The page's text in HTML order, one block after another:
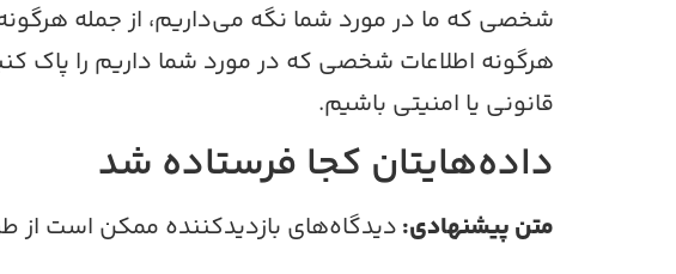
شخصی که ما در مورد شما نگه می‌داریم، از جمله
هرگونه اطلاعات شخصی که در مورد شما داریم را پاک
قانونی یا امنیتی باشیم.
داده‌هایتان کجا فرستاده شد
متن پیشنهادی:دیدگاه‌های بازدیدکننده ممکن است